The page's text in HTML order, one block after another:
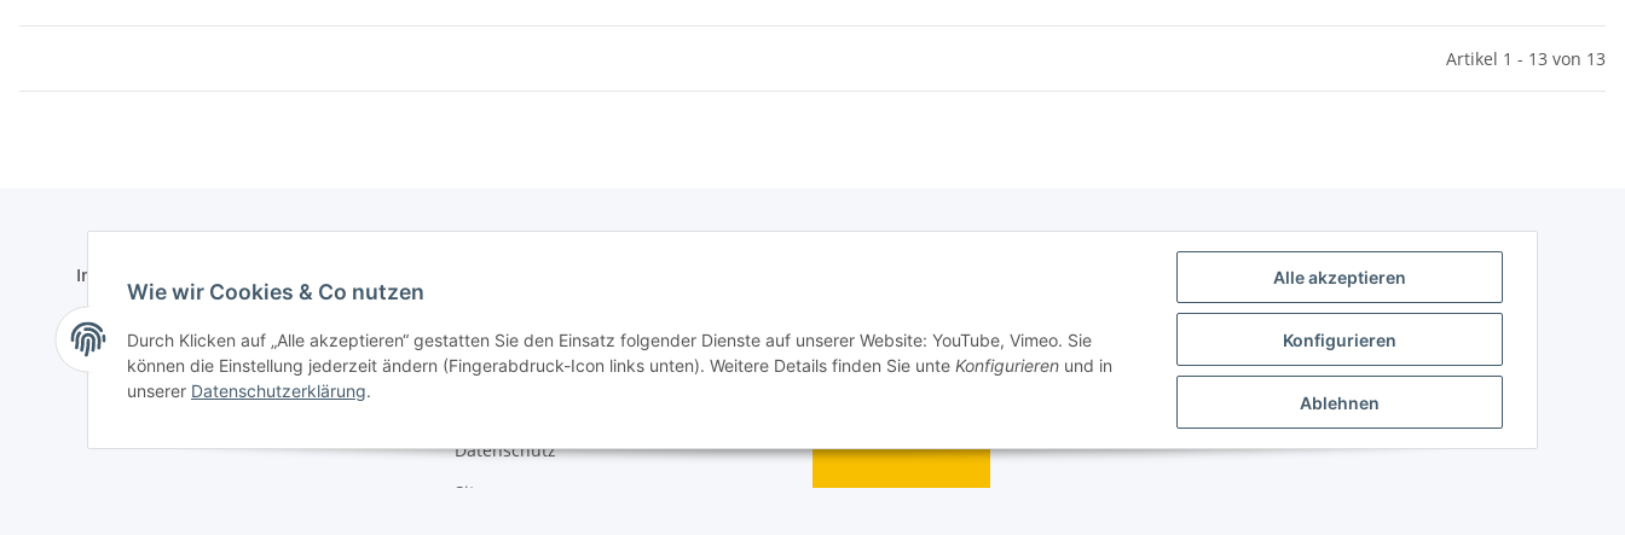
Artikel 1 - 13 von 13
Informationen
Kontaktformular
Versand- & Zahlungsbedingungen
Impressum
Datenschutz
Sitemap
Wie wir Cookies & Co nutzen
Durch Klicken auf „Alle akzeptieren“ gestatten Sie den Einsatz folgender Dienste auf unserer Website: YouTube, Vimeo. Sie
können die Einstellung jederzeit ändern (Fingerabdruck-Icon links unten). Weitere Details finden Sie unte Konfigurieren und in
unserer Datenschutzerklärung.
Alle akzeptieren
Konfigurieren
Ablehnen